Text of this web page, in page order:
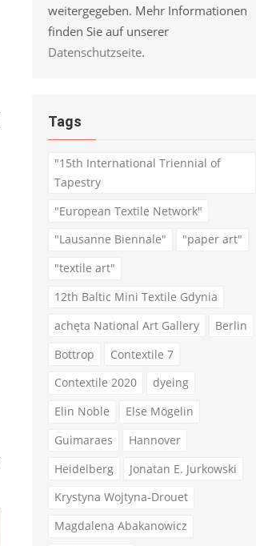
weitergegeben. Mehr Informationen
finden Sie auf unserer
Datenschutzseite.
Tags
"15th International Triennial of
Tapestry
"European Textile Network"
"Lausanne Biennale"
"paper art"
"textile art"
12th Baltic Mini Textile Gdynia
achęta National Art Gallery
Berlin
Bottrop
Contextile 7
Contextile 2020
dyeing
Elin Noble
Else Mögelin
Guimaraes
Hannover
Heidelberg
Jonatan E. Jurkowski
Krystyna Wojtyna-Drouet
Magdalena Abakanowicz